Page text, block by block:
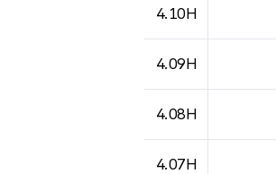
4.10H
4.09H
4.08H
4.07H